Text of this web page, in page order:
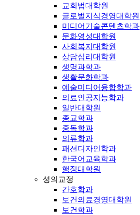
교회법대학원
글로벌지식경영대학원
미디어기술콘텐츠학과
문화영성대학원
사회복지대학원
상담심리대학원
생명과학과
생활문화학과
예술미디어융합학과
의료인공지능학과
일반대학원
종교학과
중독학과
의류학과
패션디자인학과
한국어교육학과
행정대학원
성의교정
간호학과
보건의료경영대학원
보건학과